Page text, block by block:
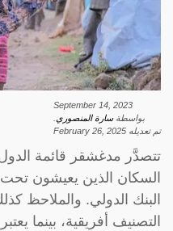
September 14, 2023
بواسطةسارة المنصوري
تم تعديله February 26, 2025
السكان الذين يعيشون
التصنيف أفريقية، بينما